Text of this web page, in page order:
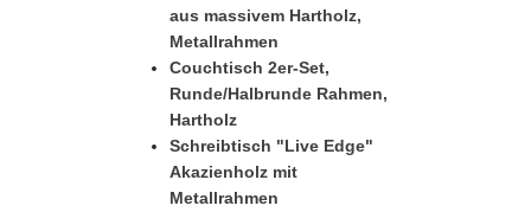
aus massivem Hartholz,
Metallrahmen
Couchtisch 2er-Set,
Runde/Halbrunde Rahmen,
Hartholz
Schreibtisch "Live Edge"
Akazienholz mit
Metallrahmen